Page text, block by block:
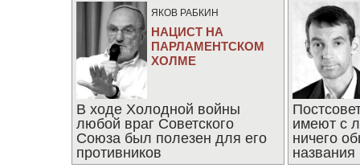
ЯКОВ РАБКИН
НАЦИСТ НА
ПАРЛАМЕНТСКОМ
ХОЛМЕ
В ходе Холодной войны
любой враг Советского
Союза был полезен для его
противников
имеют с
ничего
названия